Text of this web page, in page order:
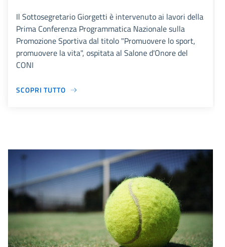
Il Sottosegretario Giorgetti è intervenuto ai lavori della
Prima Conferenza Programmatica Nazionale sulla
Promozione Sportiva dal titolo "Promuovere lo sport,
promuovere la vita", ospitata al Salone d'Onore del
CONI
SCOPRI TUTTO